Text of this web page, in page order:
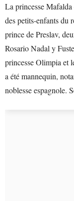
La princesse
des petits-enfants
prince de Preslav,
Rosario Nadal y
princesse Olimpia et
a été mannequin,
noblesse espagnole.